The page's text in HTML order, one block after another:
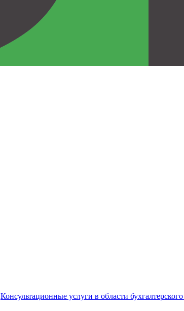
Консультационные услуги в области